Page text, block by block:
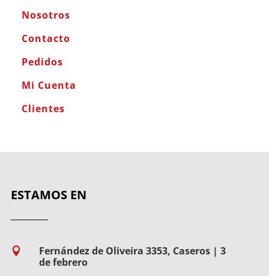
Nosotros
Contacto
Pedidos
Mi Cuenta
Clientes
ESTAMOS EN

Fernández de Oliveira 3353, Caseros | 3
de febrero